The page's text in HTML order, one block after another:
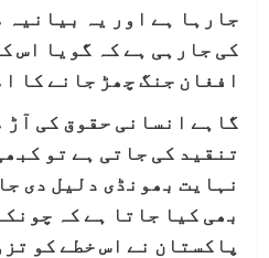
جارہا ہے اور یہ
کی جارہی ہے کہ گویا اس
افغان جنگ چھڑ جانے کا
گاہے انسانی حقوق کی آڑ
تنقید کی جاتی ہے تو
نہایت بھونڈی دلیل دی
بھی کیا جاتا ہے کہ
پاکستان نے اس خطے کو